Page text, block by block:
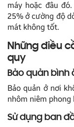
máy hoặc đâu
25% ở cường độ
mát không tốt.
Những điều
quy
Bảo quản bình
Bảo quản ở nơi
nhôm niêm phong
Sử dụng ban